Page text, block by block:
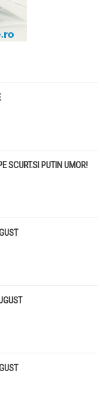
SCURT.SI PUTIN UMOR!